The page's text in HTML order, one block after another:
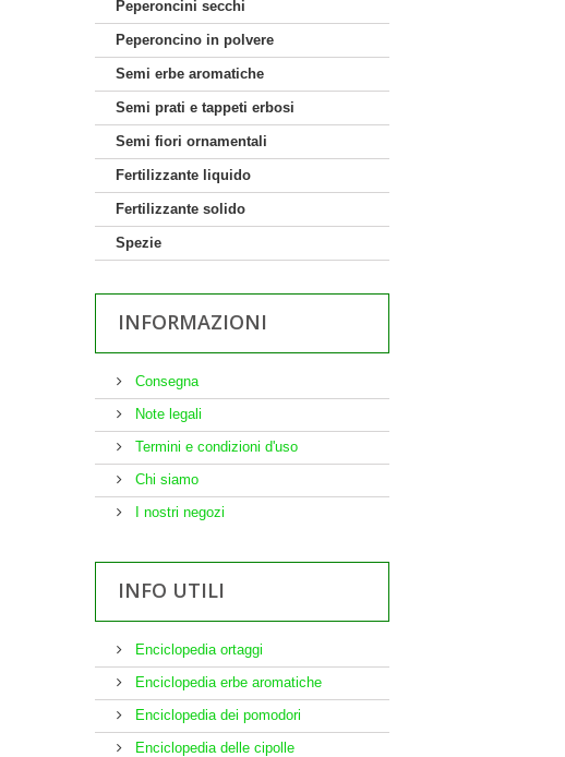
Peperoncini secchi
Peperoncino in polvere
Semi erbe aromatiche
Semi prati e tappeti erbosi
Semi fiori ornamentali
Fertilizzante liquido
Fertilizzante solido
Spezie
INFORMAZIONI
Consegna
Note legali
Termini e condizioni d'uso
Chi siamo
I nostri negozi
INFO UTILI
Enciclopedia ortaggi
Enciclopedia erbe aromatiche
Enciclopedia dei pomodori
Enciclopedia delle cipolle